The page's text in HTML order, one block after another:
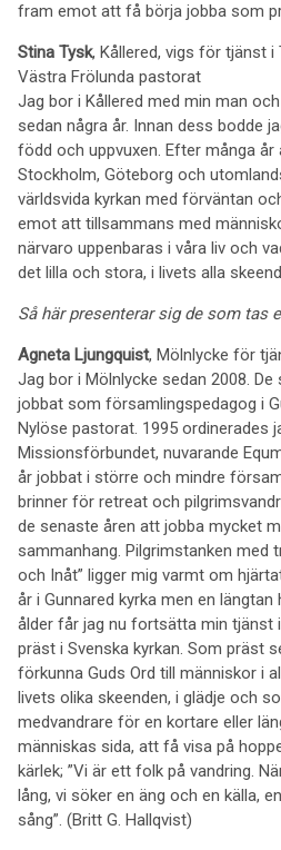
fram emot att få börja jobba som
Stina Tysk, Kållered, vigs för tjänst
Västra Frölunda pastorat
Jag bor i Kållered med min man
sedan några år. Innan dess bodde
född och uppvuxen. Efter många år
Stockholm, Göteborg och
världsvida kyrkan med förväntan
emot att tillsammans med
närvaro uppenbaras i våra liv och
det lilla och stora, i livets alla
Så här presenterar sig de som tas
Agneta Ljungquist, Mölnlycke för
Jag bor i Mölnlycke sedan 2008. De
jobbat som församlingspedagog i
Nylöse pastorat. 1995 ordinerades
Missionsförbundet, nuvarande
år jobbat i större och mindre
brinner för retreat och
de senaste åren att jobba mycket
sammanhang. Pilgrimstanken med
och Inåt” ligger mig varmt om
år i Gunnared kyrka men en
ålder får jag nu fortsätta min tjänst
präst i Svenska kyrkan. Som präst
förkunna Guds Ord till människor i
livets olika skeenden, i glädje och
medvandrare för en kortare eller
människas sida, att få visa på
kärlek; ”Vi är ett folk på vandring.
lång, vi söker en äng och en källa,
sång”. (Britt G. Hallqvist)